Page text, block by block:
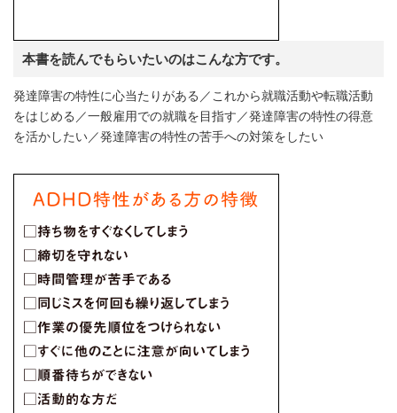
本書を読んでもらいたいのはこんな方です。
発達障害の特性に心当たりがある／これから就職活動や転職活動
をはじめる／一般雇用での就職を目指す／発達障害の特性の得意
を活かしたい／発達障害の特性の苦手への対策をしたい